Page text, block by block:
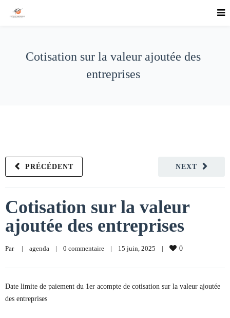
Cotisation sur la valeur ajoutée des
entreprises
NEXT
PRÉCÉDENT
Cotisation sur la valeur
ajoutée des entreprises
Par | agenda | 0 commentaire | 15 juin, 2025 | 0
Date limite de paiement du 1er acompte de cotisation sur la valeur ajoutée
des entreprises